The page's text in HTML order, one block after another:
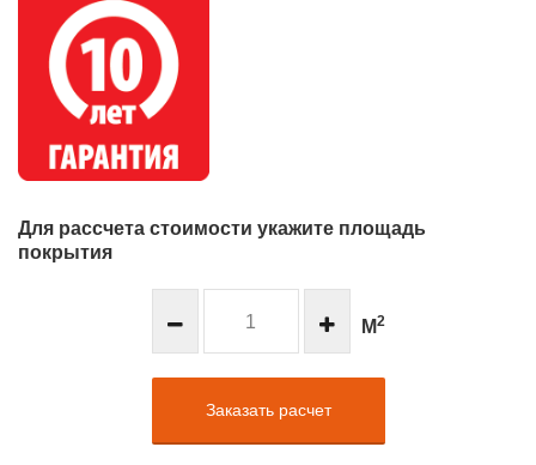
М2
Для рассчета стоимости укажите площадь
покрытия
Заказать расчет